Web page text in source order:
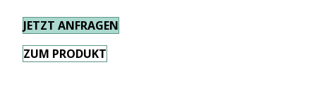
JETZT ANFRAGEN
ZUM PRODUKT